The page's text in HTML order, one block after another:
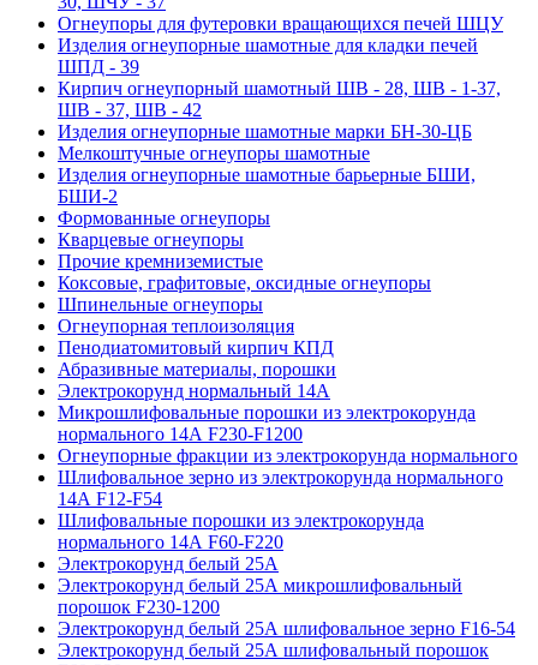
Огнеупоры для футеровки вращающихся печей ШЦУ
Изделия огнеупорные шамотные для кладки печей
ШПД - 39
Кирпич огнеупорный шамотный ШВ - 28, ШВ - 1-37,
ШВ - 37, ШВ - 42
Изделия огнеупорные шамотные марки БН-30-ЦБ
Мелкоштучные огнеупоры шамотные
Изделия огнеупорные шамотные барьерные БШИ,
БШИ-2
Формованные огнеупоры
Кварцевые огнеупоры
Прочие кремниземистые
Коксовые, графитовые, оксидные огнеупоры
Шпинельные огнеупоры
Огнеупорная теплоизоляция
Пенодиатомитовый кирпич КПД
Абразивные материалы, порошки
Электрокорунд нормальный 14А
Микрошлифовальные порошки из электрокорунда
нормального 14А F230-F1200
Огнеупорные фракции из электрокорунда нормального
Шлифовальное зерно из электрокорунда нормального
14А F12-F54
Шлифовальные порошки из электрокорунда
нормального 14А F60-F220
Электрокорунд белый 25А
Электрокорунд белый 25А микрошлифовальный
порошок F230-1200
Электрокорунд белый 25А шлифовальное зерно F16-54
Электрокорунд белый 25А шлифовальный порошок